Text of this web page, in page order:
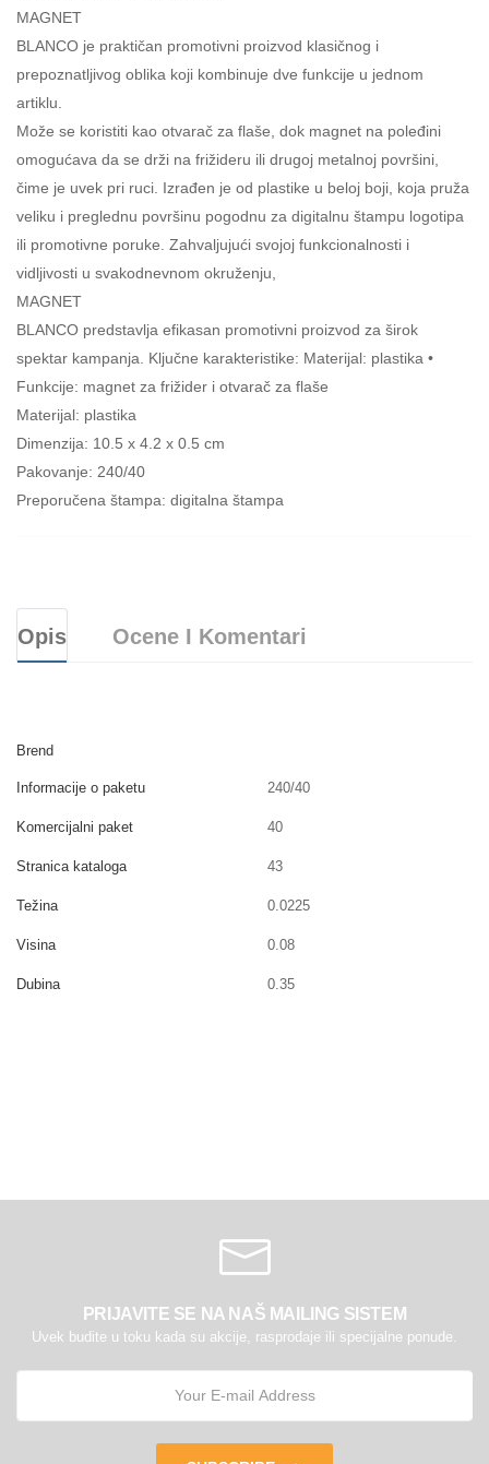
MAGNET
BLANCO je praktičan promotivni proizvod klasičnog i
prepoznatljivog oblika koji kombinuje dve funkcije u jednom
artiklu.
Može se koristiti kao otvarač za flaše, dok magnet na poleđini
omogućava da se drži na frižideru ili drugoj metalnoj površini,
čime je uvek pri ruci. Izrađen je od plastike u beloj boji, koja pruža
veliku i preglednu površinu pogodnu za digitalnu štampu logotipa
ili promotivne poruke. Zahvaljujući svojoj funkcionalnosti i
vidljivosti u svakodnevnom okruženju,
MAGNET
BLANCO predstavlja efikasan promotivni proizvod za širok
spektar kampanja. Ključne karakteristike: Materijal: plastika •
Funkcije: magnet za frižider i otvarač za flaše
Materijal: plastika
Dimenzija: 10.5 x 4.2 x 0.5 cm
Pakovanje: 240/40
Preporučena štampa: digitalna štampa
Opis Ocene I Komentari
Brend
Informacije o paketu 240/40
Komercijalni paket 40
Stranica kataloga 43
Težina 0.0225
Visina 0.08
Dubina 0.35
PRIJAVITE SE NA NAŠ MAILING SISTEM
Uvek budite u toku kada su akcije, rasprodaje ili specijalne ponude.